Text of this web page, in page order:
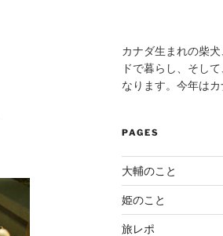
カナダ生まれの柴
ドで暮らし、そし
なります。今年はカ
PAGES
大輔のこと
姫のこと
旅レポ